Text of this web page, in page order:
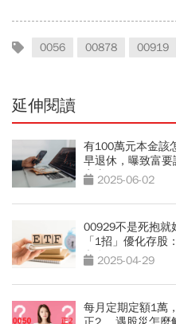
0056 00878 00919
延伸閱讀
有100萬元本金該
早退休，曝致富
定賺2025-06-02
00929不是死抱就
「1招」優化存
翻身2025-04-29
每月定期定額1萬